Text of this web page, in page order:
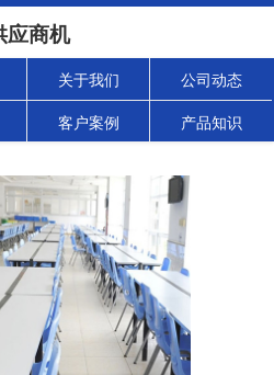
应商机
关于我们 公司动态
客户案例 产品知识